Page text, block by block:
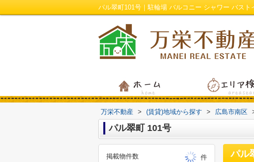
万栄不動産 > (賃貸)地域から探す > 広島市南区
パル翠町 101号
パル
掲載物件数
件